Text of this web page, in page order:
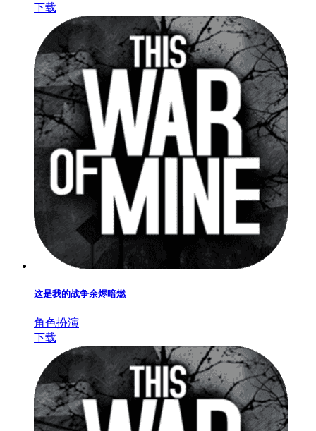
下载
这是我的战争余烬暗燃
角色扮演
下载